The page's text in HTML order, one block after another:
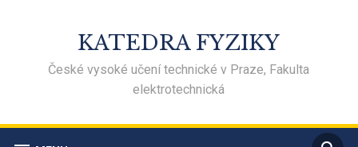
KATEDRA FYZIKY
České vysoké učení technické v Praze, Fakulta
elektrotechnická